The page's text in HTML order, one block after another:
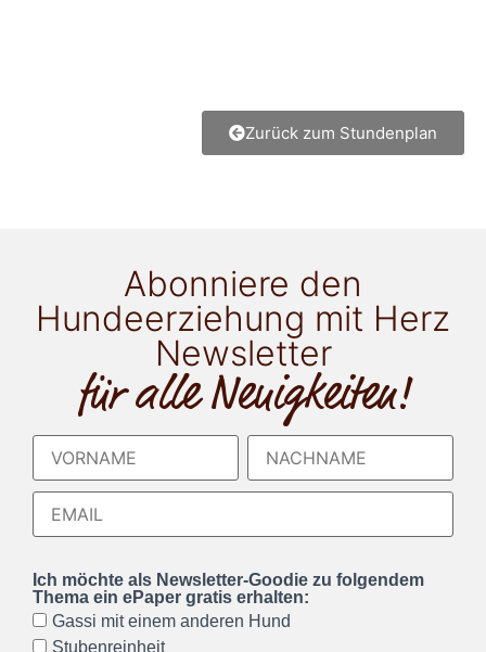
Zurück zum Stundenplan
Abonniere den
Hundeerziehung mit Herz
Newsletter
für alle Neuigkeiten!
Ich möchte als Newsletter-Goodie zu folgendem
Thema ein ePaper gratis erhalten:
Gassi mit einem anderen Hund
Stubenreinheit